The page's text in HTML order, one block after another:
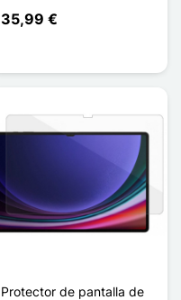
35,99 €
Protector de pantalla de